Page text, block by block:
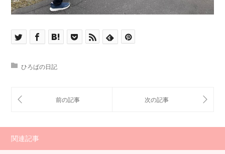
ひろばの日記
関連記事